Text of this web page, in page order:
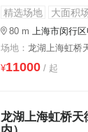
精选场地 大面积
80 m
上海市闵行
场地： 龙湖上海虹桥
¥11000/ 起
龙湖上海虹桥天